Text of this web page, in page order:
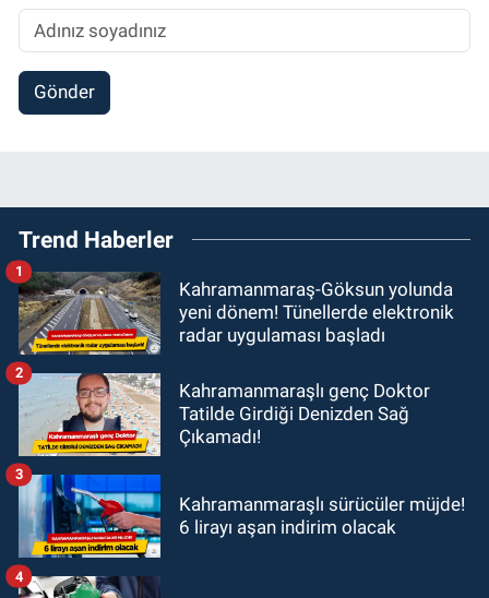
Gönder
Trend Haberler
Kahramanmaraş-Göksun yolunda
yeni dönem! Tünellerde elektronik
radar uygulaması başladı
1
Kahramanmaraşlı genç Doktor
Tatilde Girdiği Denizden Sağ
Çıkamadı!
2
Kahramanmaraşlı sürücüler müjde!
6 lirayı aşan indirim olacak
3
4